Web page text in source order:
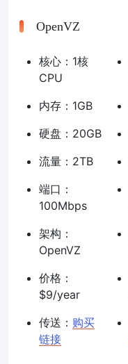
OpenVZ
核心：1核
CPU
内存：1GB
硬盘：20GB
流量：2TB
端口：
100Mbps
架构：
OpenVZ
价格：
$9/year
传送： 购买
链接